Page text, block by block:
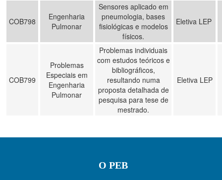
COB798
Engenharia
Pulmonar
Sensores aplicado em
pneumologia, bases
fisiológicas e modelos
físicos.
Eletiva LEP
COB799
Problemas
Especiais em
Engenharia
Pulmonar
Problemas individuais
com estudos teóricos e
bibliográficos,
resultando numa
proposta detalhada de
pesquisa para tese de
mestrado.
Eletiva LEP
O PEB